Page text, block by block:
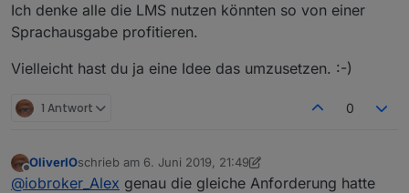
Ich denke alle die LMS nutzen könnten so von einer
Sprachausgabe profitieren.
Vielleicht hast du ja eine Idee das umzusetzen. :-)
1 Antwort 0
Offline
OliverIOschrieb am 6. Juni 2019, 21:49
zuletzt editiert von OliverIO6. Juli 2019, 00:01
@iobroker_Alex genau die gleiche Anforderung hatte